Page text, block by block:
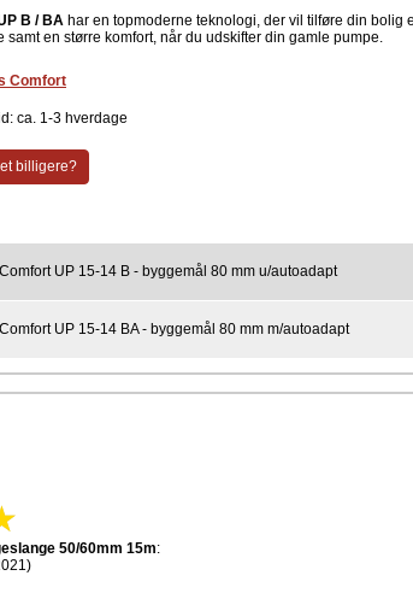
B / BA har en topmoderne teknologi, der vil tilføre din bolig
en større komfort, når du udskifter din gamle pumpe.
Comfort
ca. 1-3 hverdage
billigere?
Comfort UP 15-14 B - byggemål 80 mm u/autoadapt
Comfort UP 15-14 BA - byggemål 80 mm m/autoadapt
50/60mm 15m: